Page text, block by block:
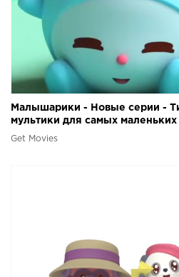
Малышарики - Новые серии -
мультики для самых маленьких
Get Movies